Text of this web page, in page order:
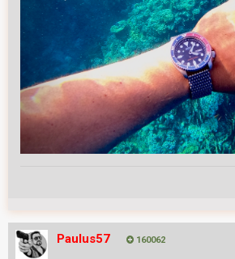
Paulus57 160062